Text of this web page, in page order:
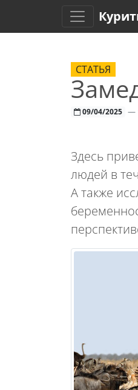
СТАТЬЯ
09/04/2025 —
Здесь
людей в
А также